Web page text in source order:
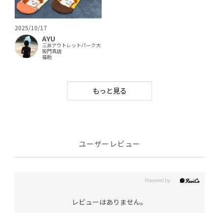
2025/10/17
AYU
三井アウトレットパーク大
阪門真店
福助
もっと見る
ユーザーレビュー
レビューはありません。